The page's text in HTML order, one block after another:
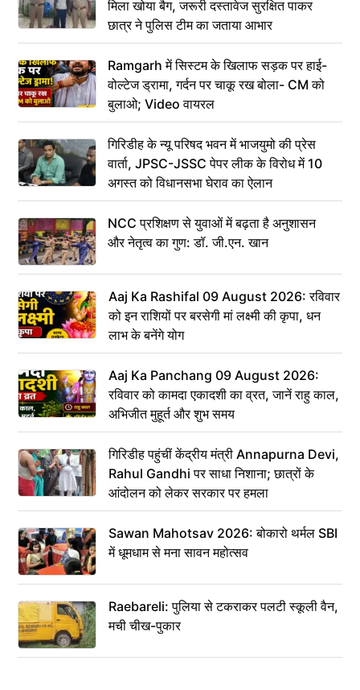
मिला खोया बैग, जरूरी दस्तावेज सुरक्षित पाकर
छात्र ने पुलिस टीम का जताया आभार
Ramgarh में सिस्टम के खिलाफ सड़क पर हाई-
वोल्टेज ड्रामा, गर्दन पर चाकू रख बोला- CM को
बुलाओ; Video वायरल
गिरिडीह के न्यू परिषद भवन में भाजयुमो की प्रेस
वार्ता, JPSC-JSSC पेपर लीक के विरोध में 10
अगस्त को विधानसभा घेराव का ऐलान
NCC प्रशिक्षण से युवाओं में बढ़ता है अनुशासन
और नेतृत्व का गुण: डॉ. जी.एन. खान
Aaj Ka Rashifal 09 August 2026: रविवार
को इन राशियों पर बरसेगी मां लक्ष्मी की कृपा, धन
लाभ के बनेंगे योग
Aaj Ka Panchang 09 August 2026:
रविवार को कामदा एकादशी का व्रत, जानें राहु काल,
अभिजीत मुहूर्त और शुभ समय
गिरिडीह पहुंचीं केंद्रीय मंत्री Annapurna Devi,
Rahul Gandhi पर साधा निशाना; छात्रों के
आंदोलन को लेकर सरकार पर हमला
Sawan Mahotsav 2026: बोकारो थर्मल SBI
में धूमधाम से मना सावन महोत्सव
Raebareli: पुलिया से टकराकर पलटी स्कूली वैन,
मची चीख-पुकार